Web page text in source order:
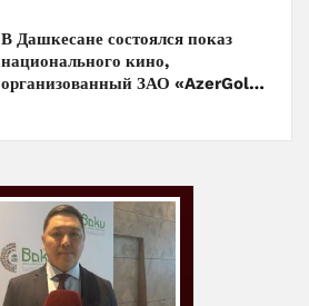
В Дашкесане состоялся показ
национального кино,
организованный ЗАО «AzerGold»